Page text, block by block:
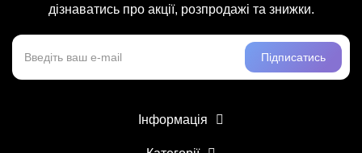
дізнаватись про акції, розпродажі та знижки.
Підписатись
Інформація